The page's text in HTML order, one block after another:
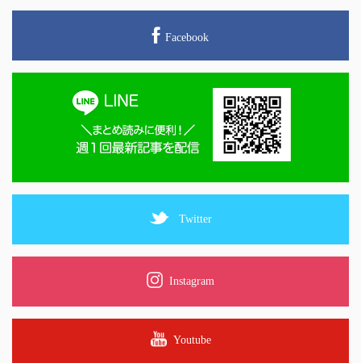
Facebook
Twitter
Instagram
Youtube